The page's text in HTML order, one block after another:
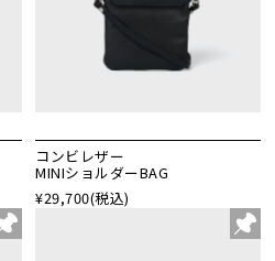
コンビレザー
MINIショルダーBAG
¥29,700(税込)